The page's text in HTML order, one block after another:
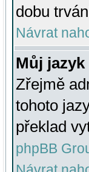
dobu
Návrat
Můj
Zřejmě
tohoto
překlad
phpBB